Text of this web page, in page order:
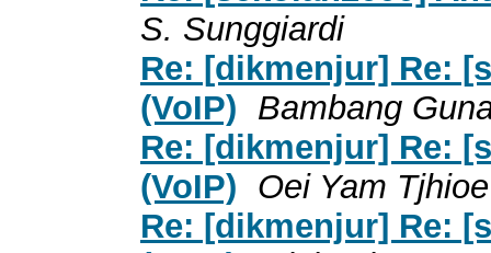
S. Sunggiardi
Re: [dikmenjur] Re:
(VoIP) Bambang
Re: [dikmenjur] Re:
(VoIP) Oei Yam Tjhioe
Re: [dikmenjur] Re: